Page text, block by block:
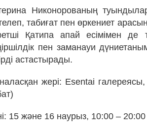
Никонорованың
табиғат пен өркениет
Қатипа апай есімімен
пен заманауи
астастырады.
жері: Esentai
15 және 16 наурыз, 10:00 – 20:00